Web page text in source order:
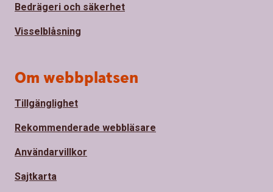
Bedrägeri och säkerhet
Visselblåsning
Om webbplatsen
Tillgänglighet
Rekommenderade webbläsare
Användarvillkor
Sajtkarta